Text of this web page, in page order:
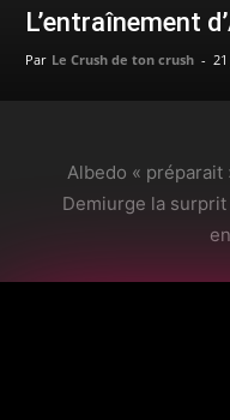
L’entraînement
Par Le Crush de ton crush -
Albedo « préparait
Demiurge la surprit